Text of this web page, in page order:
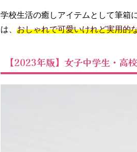
れで可愛い
シャーペン
学校生活の癒しアイテムとして筆箱
は、 おしゃれで可愛いけれど実用的
【2023年版】女子中学生・高